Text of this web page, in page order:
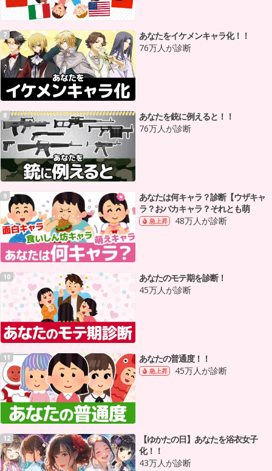
7
あなたをイケメンキャラ化！！
76万人が診断
8
あなたを銃に例えると！！
76万人が診断
9
あなたは何キャラ？診断【ウザキャ
ラ？おバカキャラ？それとも萌
急上昇 48万人が診断
10
あなたのモテ期を診断！
45万人が診断
11 あなたの普通度！！
急上昇 45万人が診断
12
【ゆかたの日】あなたを浴衣女子
化！！
43万人が診断